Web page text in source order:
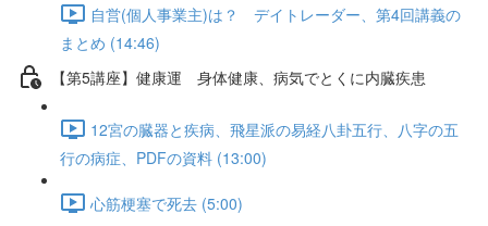
自営(個人事業主)は？ デイトレーダー、第4回講義の
まとめ (14:46)
【第5講座】健康運 身体健康、病気でとくに内臓疾患
12宮の臓器と疾病、飛星派の易経八卦五行、八字の五
行の病症、PDFの資料 (13:00)
心筋梗塞で死去 (5:00)